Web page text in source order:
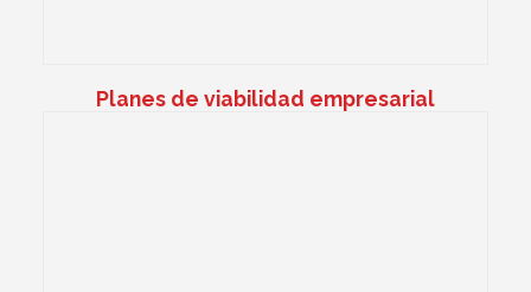
Planes de viabilidad empresarial